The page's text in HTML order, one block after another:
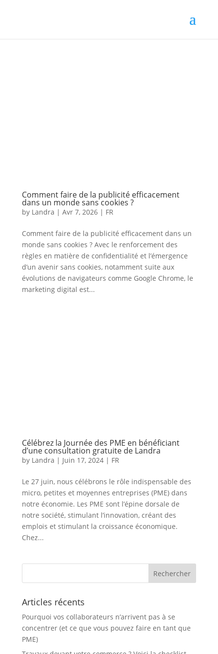
Comment faire de la publicité efficacement
dans un monde sans cookies ?
by Landra | Avr 7, 2026| FR
Comment faire de la publicité efficacement dans un
monde sans cookies ? Avec le renforcement des
règles en matière de confidentialité et l’émergence
d’un avenir sans cookies, notamment suite aux
évolutions de navigateurs comme Google Chrome, le
marketing digital est...
Célébrez la Journée des PME en bénéficiant
d’une consultation gratuite de Landra
by Landra | Juin 17, 2024| FR
Le 27 juin, nous célébrons le rôle indispensable des
micro, petites et moyennes entreprises (PME) dans
notre économie. Les PME sont l’épine dorsale de
notre société, stimulant l’innovation, créant des
emplois et stimulant la croissance économique.
Chez...
Articles récents
Pourquoi vos collaborateurs n’arrivent pas à se
concentrer (et ce que vous pouvez faire en tant que
PME)